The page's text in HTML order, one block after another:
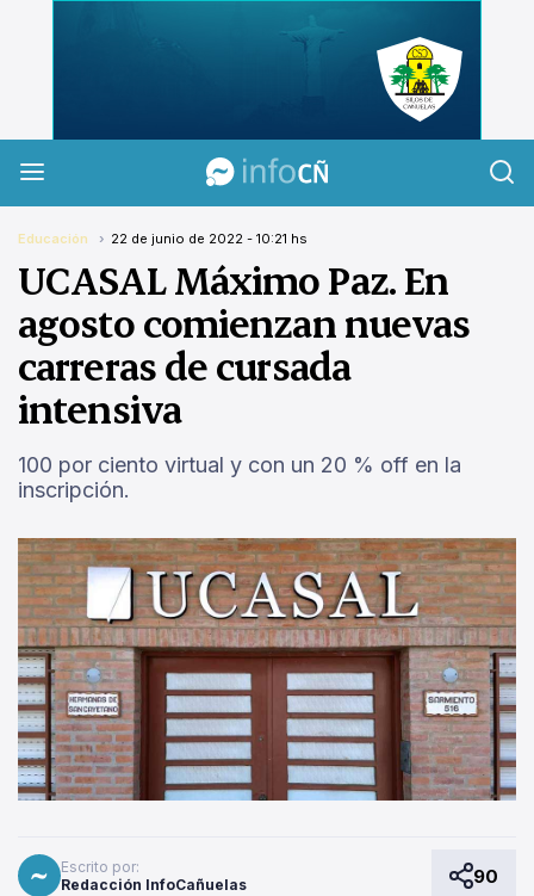
InfoCañuelas
Educación 22 de junio de 2022 - 10:21 hs
UCASAL Máximo Paz. En
agosto comienzan nuevas
carreras de cursada
intensiva
100 por ciento virtual y con un 20 % off en la
inscripción.
Escrito por:
Redacción InfoCañuelas
90